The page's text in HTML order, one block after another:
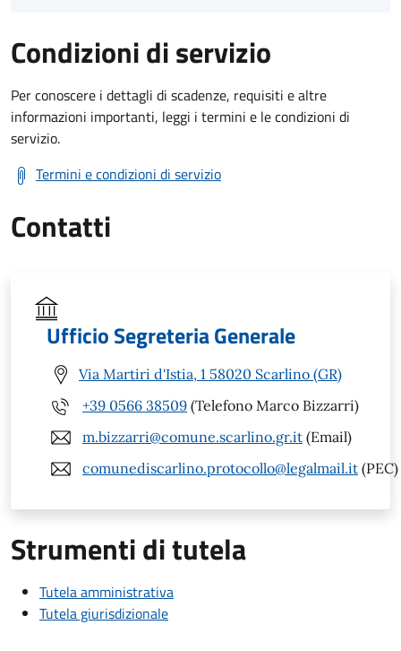
Condizioni di servizio
Per conoscere i dettagli di scadenze, requisiti e altre
informazioni importanti, leggi i termini e le condizioni di
servizio.
Termini e condizioni di servizio
Contatti
Ufficio Segreteria Generale
Via Martiri d'Istia, 1 58020 Scarlino (GR)
+39 0566 38509 (Telefono Marco Bizzarri)
m.bizzarri@comune.scarlino.gr.it (Email)
comunediscarlino.protocollo@legalmail.it (PEC)
Strumenti di tutela
Tutela amministrativa
Tutela giurisdizionale